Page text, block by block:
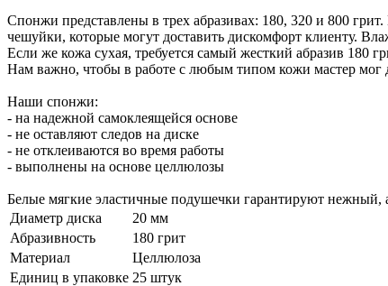
Спонжи представлены в трех абразивах: 180, 320 и 800
чешуйки, которые могут доставить дискомфорт клиенту.
Если же кожа сухая, требуется самый жесткий абразив 180
Нам важно, чтобы в работе с любым типом кожи мастер мог
Наши спонжи:
- на надежной самоклеящейся основе
- не оставляют следов на диске
- не отклеиваются во время работы
- выполнены на основе целлюлозы
Белые мягкие эластичные подушечки гарантируют нежный,
Диаметр диска
20 мм
Абразивность
180 грит
Материал
Целлюлоза
Единиц в упаковке 25 штук